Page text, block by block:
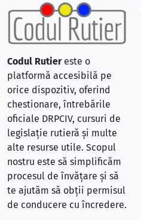
Codul Rutiereste o
platformă accesibilă pe
orice dispozitiv, oferind
chestionare, întrebările
oficiale DRPCIV, cursuri de
legislație rutieră și multe
alte resurse utile. Scopul
nostru este să simplificăm
procesul de învățare și să
te ajutăm să obții permisul
de conducere cu încredere.